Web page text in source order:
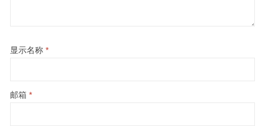
显示名称 *
邮箱 *